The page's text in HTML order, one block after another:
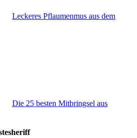
Leckeres Pflaumenmus aus dem
Die 25 besten Mitbringsel aus